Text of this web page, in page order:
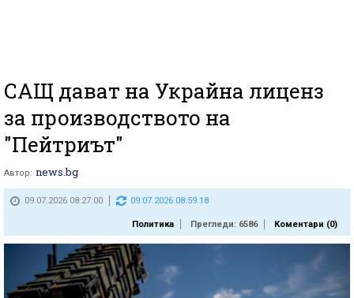
САЩ дават на Украйна лиценз
за производството на
"Пейтриът"
Автор: news.bg
09.07.2026 08:27:00 09.07.2026 08:59:18
Политика Прегледи: 6586 Коментари (0)